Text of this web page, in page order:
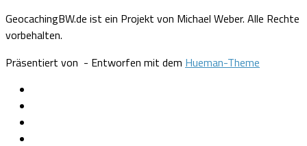
GeocachingBW.de ist ein Projekt von Michael Weber. Alle Rechte
vorbehalten.
Präsentiert von - Entworfen mit dem Hueman-Theme